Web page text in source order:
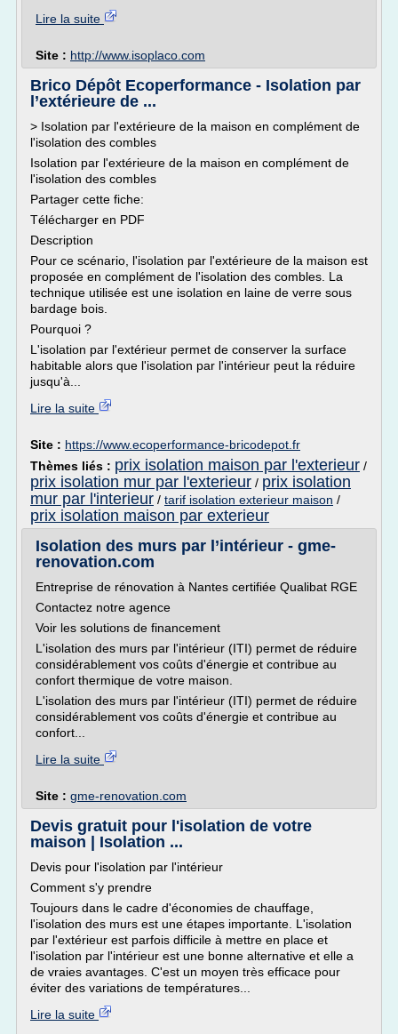
Lire la suite
Site : http://www.isoplaco.com
Brico Dépôt Ecoperformance - Isolation par
l’extérieure de ...
> Isolation par l'extérieure de la maison en complément de
l'isolation des combles
Isolation par l'extérieure de la maison en complément de
l'isolation des combles
Partager cette fiche:
Télécharger en PDF
Description
Pour ce scénario, l'isolation par l'extérieure de la maison est
proposée en complément de l'isolation des combles. La
technique utilisée est une isolation en laine de verre sous
bardage bois.
Pourquoi ?
L'isolation par l'extérieur permet de conserver la surface
habitable alors que l'isolation par l'intérieur peut la réduire
jusqu'à...
Lire la suite
Site : https://www.ecoperformance-bricodepot.fr
Thèmes liés : prix isolation maison par l'exterieur /
prix isolation mur par l'exterieur / prix isolation
mur par l'interieur / tarif isolation exterieur maison /
prix isolation maison par exterieur
Isolation des murs par l’intérieur - gme-
renovation.com
Entreprise de rénovation à Nantes certifiée Qualibat RGE
Contactez notre agence
Voir les solutions de financement
L'isolation des murs par l'intérieur (ITI) permet de réduire
considérablement vos coûts d'énergie et contribue au
confort thermique de votre maison.
L'isolation des murs par l'intérieur (ITI) permet de réduire
considérablement vos coûts d'énergie et contribue au
confort...
Lire la suite
Site : gme-renovation.com
Devis gratuit pour l'isolation de votre
maison | Isolation ...
Devis pour l'isolation par l'intérieur
Comment s'y prendre
Toujours dans le cadre d'économies de chauffage,
l'isolation des murs est une étapes importante. L'isolation
par l'extérieur est parfois difficile à mettre en place et
l'isolation par l'intérieur est une bonne alternative et elle a
de vraies avantages. C'est un moyen très efficace pour
éviter des variations de températures...
Lire la suite